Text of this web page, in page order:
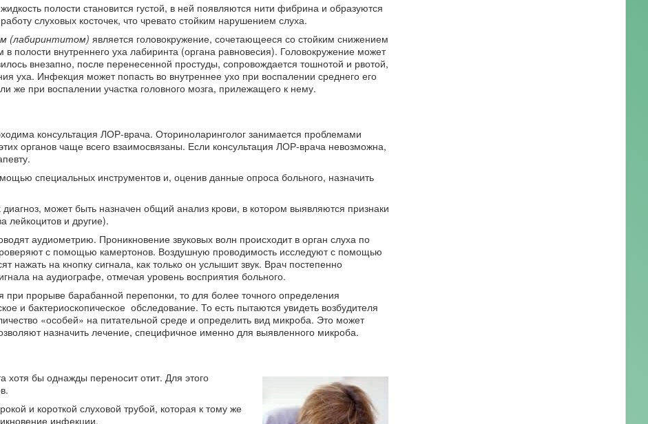
полости становится густой, в ней появляются нити фибрина и образуются
слуховых косточек, что чревато стойким нарушением слуха.
(лабиринтитом) является головокружение, сочетающееся со стойким снижением
полости внутреннего уха лабиринта (органа равновесия). Головокружение может
внезапно, после перенесенной простуды, сопровождается тошнотой и рвотой,
уха. Инфекция может попасть во внутреннее ухо при воспалении среднего его
же при воспалении участка головного мозга, прилежащего к нему.
консультация ЛОР-врача. Оториноларинголог занимается проблемами
органов чаще всего взаимосвязаны. Если консультация ЛОР-врача невозможна,
специальных инструментов и, оценив данные опроса больного, назначить
может быть назначен общий анализ крови, в котором выявляются признаки
лейкоцитов и другие).
аудиометрию. Проникновение звуковых волн происходит в орган слуха по
с помощью камертонов. Воздушную проводимость исследуют с помощью
нажать на кнопку сигнала, как только он услышит звук. Врач постепенно
на аудиографе, отмечая уровень восприятия больного.
при прорыве барабанной перепонки, то для более точного определения
и бактериоскопическое обследование. То есть пытаются увидеть возбудителя
«особей» на питательной среде и определить вид микроба. Это может
назначить лечение, специфичное именно для выявленного микроба.
хотя бы однажды переносит отит. Для этого
и короткой слуховой трубой, которая к тому же
инфекции.